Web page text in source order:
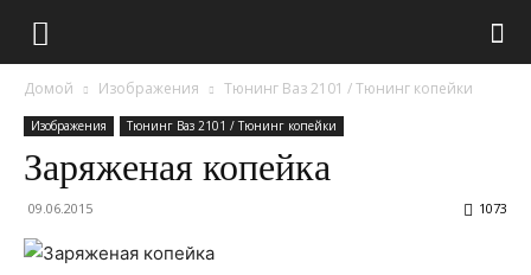
Домой Изображения Тюнинг Ваз 2101 / Тюнинг копейки
Изображения Тюнинг Ваз 2101 / Тюнинг копейки
Заряженая копейка
09.06.2015 1073